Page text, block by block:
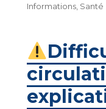
le
Informations, Santé